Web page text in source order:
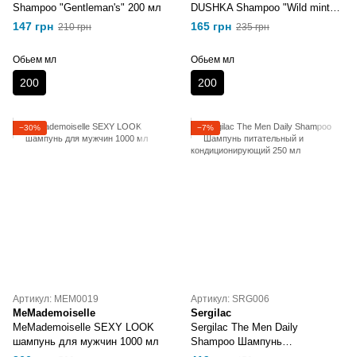
Shampoo "Gentleman's" 200 мл
147 грн 210 грн
Обьем мл
200
DUSHKA Shampoo "Wild mint"
200 мл
165 грн 235 грн
Обьем мл
200
−30%
Артикул: MEM0019
MeMademoiselle
MeMademoiselle SEXY LOOK
шампунь для мужчин 1000 мл
−7%
Артикул: SRG006
Sergilac
Sergilac The Men Daily
Shampoo Шампунь